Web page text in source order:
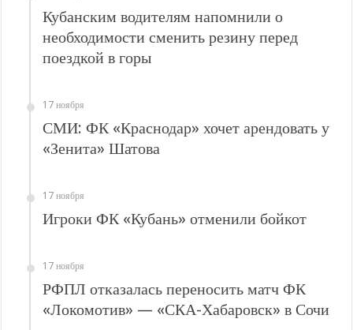
Кубанским водителям напомнили о
необходимости сменить резину перед
поездкой в горы
17 ноября
СМИ: ФК «Краснодар» хочет арендовать у
«Зенита» Шатова
17 ноября
Игроки ФК «Кубань» отменили бойкот
17 ноября
РФПЛ отказалась переносить матч ФК
«Локомотив» — «СКА-Хабаровск» в Сочи